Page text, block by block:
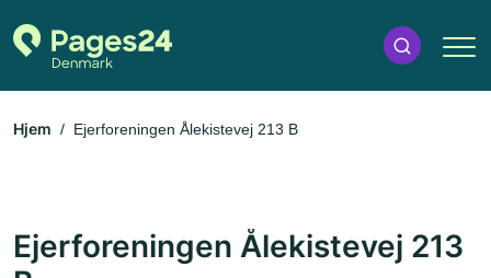
Hjem Ejerforeningen Ålekistevej 213 B
Ejerforeningen Ålekistevej 213